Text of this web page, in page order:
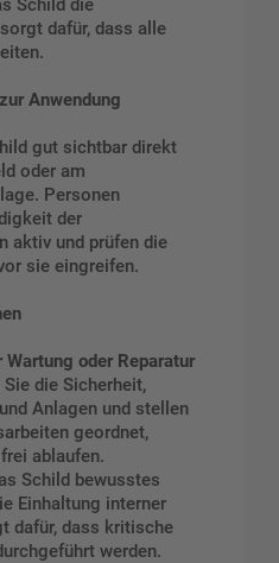
Schild die
dafür, dass alle
Anwendung
gut sichtbar direkt
oder am
Personen
der
aktiv und prüfen die
sie eingreifen.
Wartung oder Reparatur
die Sicherheit,
Anlagen und stellen
geordnet,
ablaufen.
Schild bewusstes
Einhaltung interner
dafür, dass kritische
werden.